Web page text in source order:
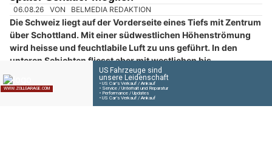
Bitzer Fenster & Montagen GmbH: Fenster montieren vom Fachbetrieb